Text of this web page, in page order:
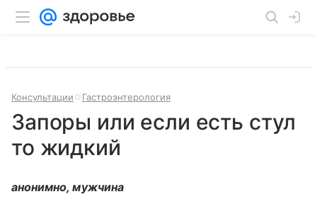
Консультации Гастроэнтерология
Запоры или если есть стул
то жидкий
анонимно, мужчина